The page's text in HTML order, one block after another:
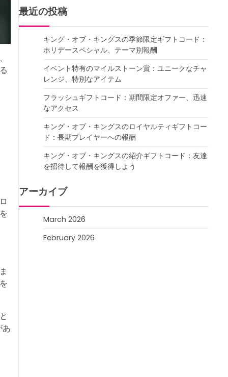
あ
最近の投稿
キング・オブ・キングスの季節限定ギフトコード：
ホリデースペシャル、テーマ別報酬
イベント特有のマイルストーン賞：ユニークなチャ
レンジ、特別なアイテム
フラッシュギフトコード：期間限定オファー、迅速
なアクセス
キング・オブ・キングスのロイヤルティギフトコー
ド：長期プレイヤーへの報酬
キング・オブ・キングスの紹介ギフトコード：友達
を招待して報酬を獲得しよう
アーカイブ
March 2026
February 2026